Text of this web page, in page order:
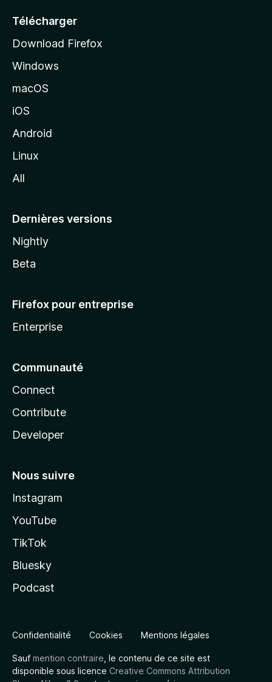
e
l
d
o
z
l
Télécharger
Download Firefox
Windows
macOS
iOS
Android
Linux
All
Dernières versions
Nightly
Beta
Firefox pour entreprise
Enterprise
Communauté
Connect
Contribute
Developer
Nous suivre
Instagram
YouTube
TikTok
Bluesky
Podcast
Confidentialité Cookies Mentions légales
Sauf mention contraire , le contenu de ce site est
disponible sous licence Creative Commons Attribution